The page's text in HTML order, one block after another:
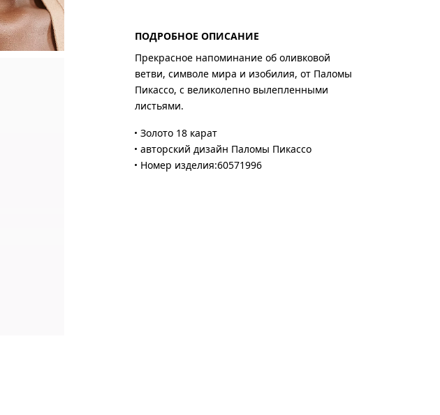
ПОДРОБНОЕ ОПИСАНИЕ
Прекрасное напоминание об оливковой
ветви, символе мира и изобилия, от Паломы
Пикассо, с великолепно вылепленными
листьями.
Золото 18 карат
авторский дизайн Паломы Пикассо
Номер изделия:60571996